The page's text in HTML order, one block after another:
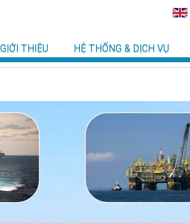
GIỚI THIỆU HỆ THỐNG & DỊCH VỤ